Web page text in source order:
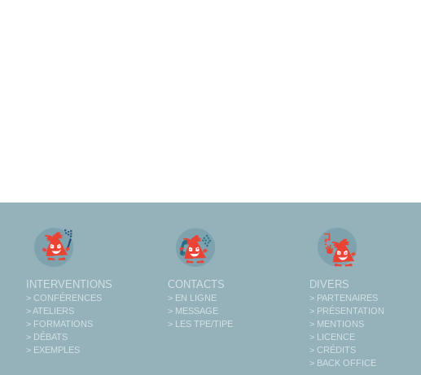
INTERVENTIONS
> CONFÉRENCES
> ATELIERS
> FORMATIONS
> DÉBATS
> EXEMPLES
CONTACTS
> EN LIGNE
> MESSAGE
> LES TPE/TIPE
DIVERS
> PARTENAIRES
> PRÉSENTATION
> MENTIONS
> LICENCE
> CRÉDITS
> BACK OFFICE